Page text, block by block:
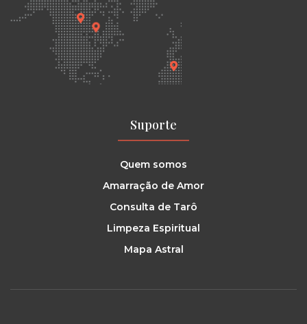
Suporte
Quem somos
Amarração de Amor
Consulta de Tarô
Limpeza Espiritual
Mapa Astral